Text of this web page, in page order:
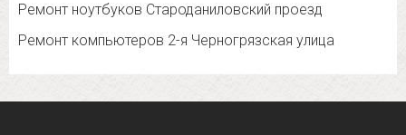
Ремонт ноутбуков Староданиловский проезд
Ремонт компьютеров 2-я Черногрязская улица